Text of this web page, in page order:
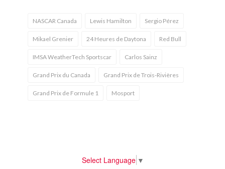
NASCAR Canada Lewis Hamilton Sergio Pérez
Mikael Grenier 24 Heures de Daytona Red Bull
IMSA WeatherTech Sportscar Carlos Sainz
Grand Prix du Canada Grand Prix de Trois-Rivières
Grand Prix de Formule 1 Mosport
Select Language ▼